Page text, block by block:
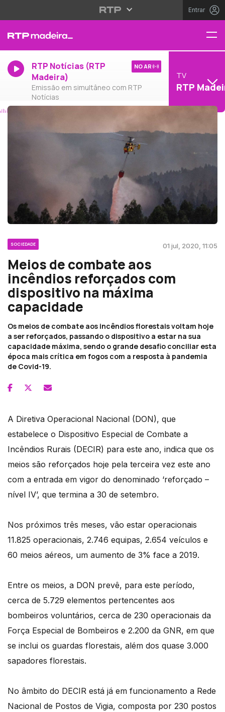
Entrar
RTP Notícias (RTP
Madeira)
Emissão em simultâneo com RTP
Notícias
NO AR
TV
RTP
SOCIEDADE 01 jul, 2020, 11:05
Meios de combate aos
incêndios reforçados com
dispositivo na máxima
capacidade
Os meios de combate aos incêndios florestais voltam hoje
a ser reforçados, passando o dispositivo a estar na sua
capacidade máxima, sendo o grande desafio conciliar esta
época mais crítica em fogos com a resposta à pandemia
de Covid-19.
A Diretiva Operacional Nacional (DON), que
estabelece o Dispositivo Especial de Combate a
Incêndios Rurais (DECIR) para este ano, indica que os
meios são reforçados hoje pela terceira vez este ano
com a entrada em vigor do denominado ‘reforçado –
nível IV’, que termina a 30 de setembro.
Nos próximos três meses, vão estar operacionais
11.825 operacionais, 2.746 equipas, 2.654 veículos e
60 meios aéreos, um aumento de 3% face a 2019.
Entre os meios, a DON prevê, para este período,
cerca de 5.729 elementos pertencentes aos
bombeiros voluntários, cerca de 230 operacionais da
Força Especial de Bombeiros e 2.200 da GNR, em que
se inclui os guardas florestais, além dos quase 3.000
sapadores florestais.
No âmbito do DECIR está já em funcionamento a Rede
Nacional de Postos de Vigia, composta por 230 postos